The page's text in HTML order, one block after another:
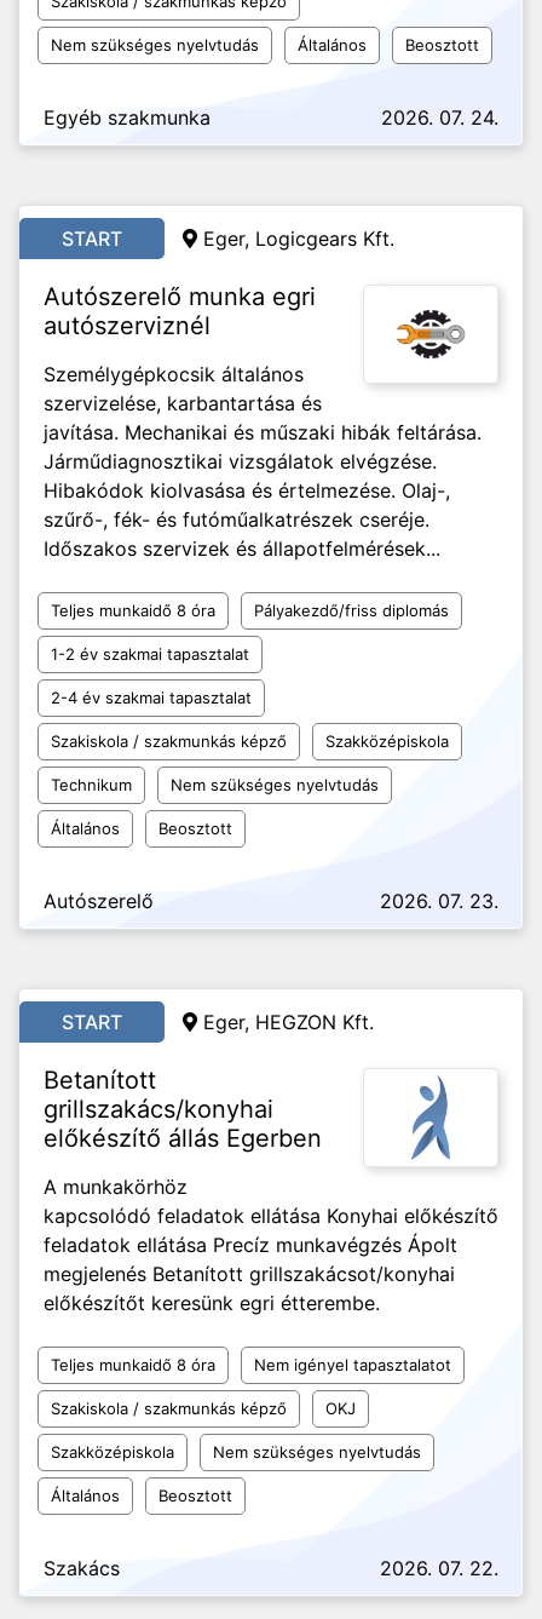
Nem szükséges nyelvtudás Általános Beosztott
Egyéb szakmunka 2026. 07. 24.
START Eger, Logicgears Kft.
Autószerelő munka egri
autószerviznél
Személygépkocsik általános
szervizelése, karbantartása és
javítása. Mechanikai és műszaki hibák feltárása.
Járműdiagnosztikai vizsgálatok elvégzése.
Hibakódok kiolvasása és értelmezése. Olaj-,
szűrő-, fék- és futóműalkatrészek cseréje.
Időszakos szervizek és állapotfelmérések...
Teljes munkaidő 8 óra Pályakezdő/friss diplomás
1-2 év szakmai tapasztalat
2-4 év szakmai tapasztalat
Szakiskola / szakmunkás képző Szakközépiskola
Technikum Nem szükséges nyelvtudás
Általános Beosztott
Autószerelő 2026. 07. 23.
START Eger, HEGZON Kft.
Betanított
grillszakács/konyhai
előkészítő állás Egerben
A munkakörhöz
kapcsolódó feladatok ellátása Konyhai előkészítő
feladatok ellátása Precíz munkavégzés Ápolt
megjelenés Betanított grillszakácsot/konyhai
előkészítőt keresünk egri étterembe.
Teljes munkaidő 8 óra Nem igényel tapasztalatot
Szakiskola / szakmunkás képző OKJ
Szakközépiskola Nem szükséges nyelvtudás
Általános Beosztott
Szakács 2026. 07. 22.